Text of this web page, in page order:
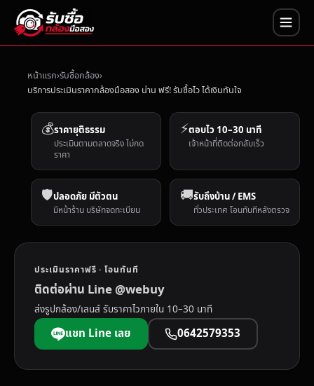
หน้าแรก รับซื้อกล้อง
บริการประเมินราคากล้องมือสอง น่าน ฟรี! รับซื้อไว ได้เงินทันใจ
💰ราคายุติธรรม
ประเมินตามตลาดจริง ไม่กด
ราคา
⚡ตอบไว 10–30 นาที
เจ้าหน้าที่ติดต่อกลับเร็ว
🛡️ปลอดภัย มีตัวตน
มีหน้าร้าน บริษัทจดทะเบียน
🚚รับถึงบ้าน / EMS
ทั่วประเทศ โอนทันทีหลังตรวจ
ประเมินราคาฟรี · โอนทันที
ติดต่อผ่าน Line @webuy
ส่งรูปกล้อง/เลนส์ รับราคาไวภายใน 10–30 นาที
แชท Line เลย 0642579353